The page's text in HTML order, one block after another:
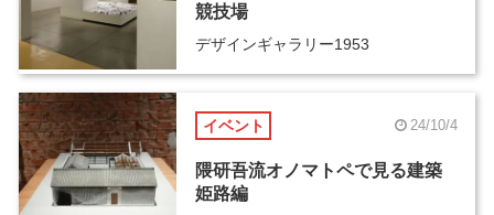
競技場
デザインギャラリー1953
イベント 24/10/4
隈研吾流オノマトペで見る建築
姫路編